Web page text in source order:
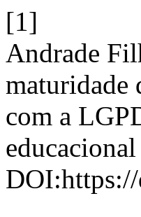
[1]
Andrade
maturidade
com a